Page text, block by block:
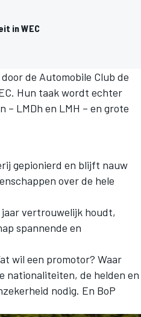
in WEC
de Automobile Club de
Hun taak wordt echter
LMDh en LMH – en grote
gepionierd en blijft nauw
over de hele
vertrouwelijk houdt,
spannende en
wil een promotor? Waar
nationaliteiten, de helden en
nodig. En BoP